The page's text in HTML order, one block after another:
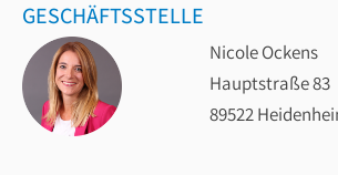
GESCHÄFTSSTELLE
Nicole Ockens
Hauptstraße 83
89522